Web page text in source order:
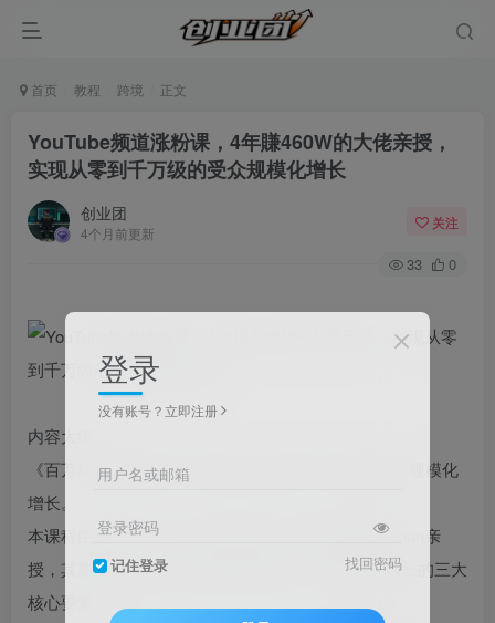
首页 教程 跨境 正文
YouTube频道涨粉课，4年賺460W的大佬亲授，
实现从零到千万级的受众规模化增长
创业团
4个月前更新
关注
33 0
内容大纲：
《百万粉丝增长密码》助您实现从零到千万级的受众规模化
增长。
本课程由打造了多个千万级订阅YouTube频道的Nathan亲
授，其新频道在四年内创收460W美元。您将掌握增长的三大
核心要素：
登录
没有账号？立即注册
用户名或邮箱
登录密码
记住登录 找回密码